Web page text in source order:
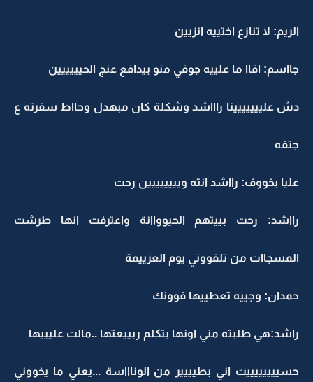
الريم: لا تنازع اختييه انزيين
جااسم: افاا ما علييه جوفي منو بيدافع عنج الحيييييين
دش علييييييينا راااشد وشكلة كان مبهدل وحااط سفرته ع
جتفه
عليا بخووف: رااشد انته ويييييييين رحت
رااشد: رحت بييتهم الحيوواانة واعترفت انها طرشت
المسجاات من تلفووني يوم العزييمة
حمدان: وجييه تعطييها فوونك
راشد:هي طلبته مني اونها بتكلم ربييعتها ..مالت عليييها
حسييييييييت اني بطيييير من الوناااسة ...يعني ما يخووني